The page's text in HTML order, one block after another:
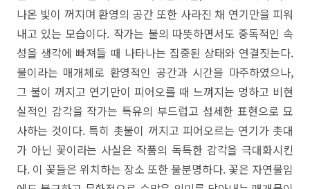
나온 빛이 꺼지며 환영의 공간 또한 사라진 채 연기만을 피워
내고 있는 모습이다. 작가는 불의 따뜻하면서도 중독적인 속
성을 생각에 빠져들 때 나타나는 집중된 상태와 연결짓는다.
불이라는 매개체로 환영적인 공간과 시간을 마주하였으나,
그 불이 꺼지고 연기만이 피어오를 때 느껴지는 멍하고 비현
실적인 감각을 작가는 특유의 부드럽고 섬세한 표현으로 묘
사하는 것이다. 특히 촛불이 꺼지고 피어오르는 연기가 촛대
가 아닌 꽃이라는 사실은 작품의 독특한 감각을 극대화시킨
다. 이 꽃들은 위치하는 장소 또한 불분명하다. 꽃은 자연물임